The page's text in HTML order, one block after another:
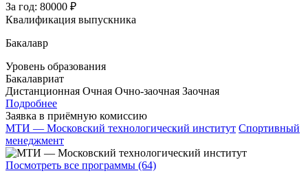
За год: 80000 ₽
Квалификация выпускника
Бакалавр
Уровень образования
Бакалавриат
Дистанционная Очная Очно-заочная Заочная
Подробнее
Заявка в приёмную комиссию
МТИ — Московский технологический институт Спортивный
менеджмент
Посмотреть все программы (64)